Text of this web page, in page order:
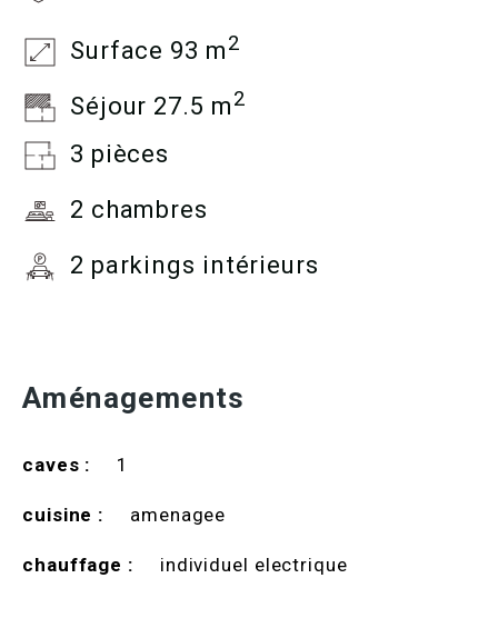
Surface 93 m2
Séjour 27.5 m2
3 pièces
2 chambres
2 parkings intérieurs
Aménagements
caves : 1
cuisine : amenagee
chauffage : individuel electrique